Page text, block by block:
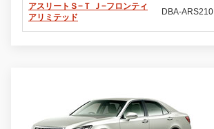
アスリートＳ−Ｔ Ｊ−フロンティ
アリミテッド
DBA-ARS210